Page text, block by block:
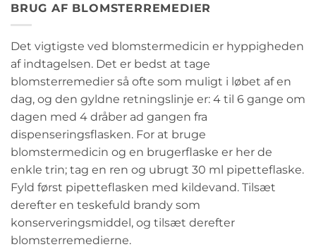
BRUG AF BLOMSTERREMEDIER
Det vigtigste ved blomstermedicin er hyppigheden
af indtagelsen. Det er bedst at tage
blomsterremedier så ofte som muligt i løbet af en
dag, og den gyldne retningslinje er: 4 til 6 gange om
dagen med 4 dråber ad gangen fra
dispenseringsflasken. For at bruge
blomstermedicin og en brugerflaske er her de
enkle trin; tag en ren og ubrugt 30 ml pipetteflaske.
Fyld først pipetteflasken med kildevand. Tilsæt
derefter en teskefuld brandy som
konserveringsmiddel, og tilsæt derefter
blomsterremedierne.